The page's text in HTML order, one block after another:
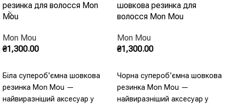
резинка для волосся Mon
Mou
Mon Mou
₴1,300.00
Біла суперобʼємна шовкова
резинка Mon Mou —
найвиразніший аксесуар у
шовкова резинка для
волосся Mon Mou
Mon Mou
₴1,300.00
Чорна суперобʼємна шовкова
резинка Mon Mou —
найвиразніший аксесуар у